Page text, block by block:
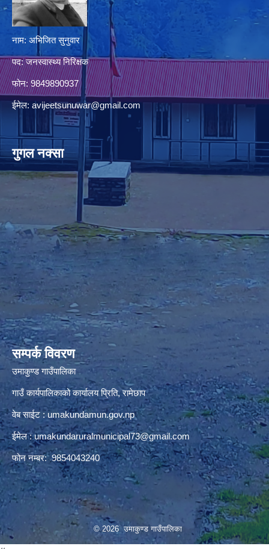
नाम: अभिजित सुनुवार
पद: जनस्वास्थ्य निरिक्षक
फोन: 9849890937
ईमेल: avijeetsunuwar@gmail.com
गुगल नक्सा
premium bootstrap themes
सम्पर्क विवरण
उमाकुण्ड गाउँपालिका
गाउँ कार्यपालिकाको कार्यालय प्रिति, रामेछाप
वेब साईट : umakundamun.gov.np
ईमेल :umakundaruralmunicipal73@gmail.com
फोन नम्बर: 9854043240
© 2026 उमाकुण्ड गाउँपालिका